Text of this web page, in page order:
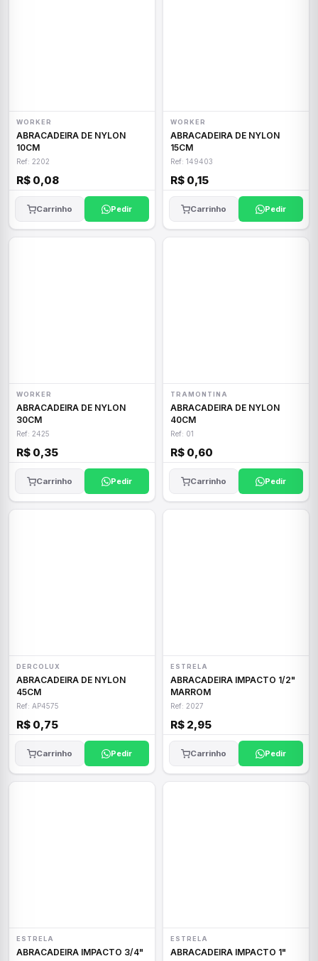
WORKER
ABRACADEIRA DE NYLON
10CM
Ref: 2202
R$ 0,08
Carrinho Pedir
WORKER
ABRACADEIRA DE NYLON
15CM
Ref: 149403
R$ 0,15
Carrinho Pedir
WORKER
ABRACADEIRA DE NYLON
30CM
Ref: 2425
R$ 0,35
Carrinho Pedir
TRAMONTINA
ABRACADEIRA DE NYLON
40CM
Ref: 01
R$ 0,60
Carrinho Pedir
DERCOLUX
ABRACADEIRA DE NYLON
45CM
Ref: AP4575
R$ 0,75
Carrinho Pedir
ESTRELA
ABRACADEIRA IMPACTO 1/2"
MARROM
Ref: 2027
R$ 2,95
Carrinho Pedir
ESTRELA
ABRACADEIRA IMPACTO 3/4"
ESTRELA
ABRACADEIRA IMPACTO 1"